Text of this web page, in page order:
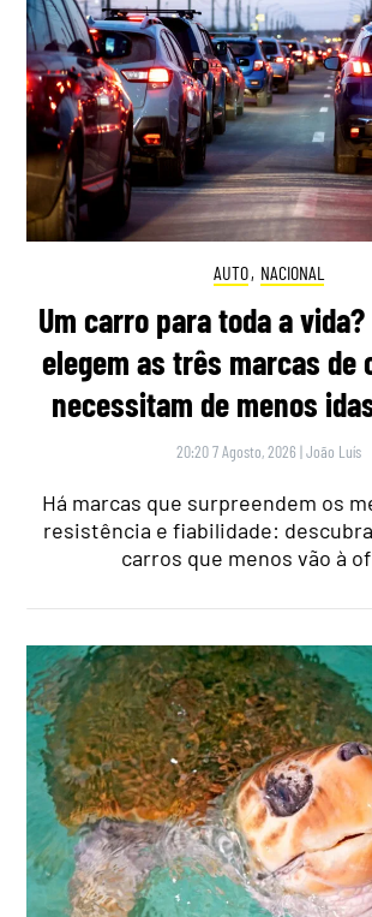
AUTO, NACIONAL
Um carro para toda a
elegem as três marcas de
necessitam de menos
20:20 7 Agosto, 2026 |João Luís
Há marcas que surpreendem os
resistência e fiabilidade:
carros que menos vão à